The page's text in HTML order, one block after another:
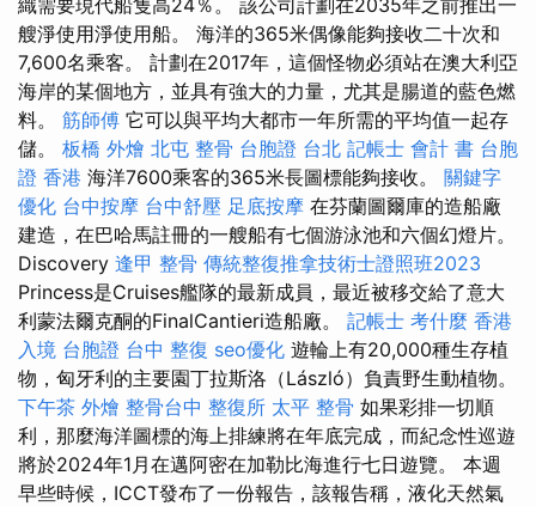
織需要現代船隻高24％。 該公司計劃在2035年之前推出一
艘淨使用淨使用船。 海洋的365米偶像能夠接收二十次和
7,600名乘客。 計劃在2017年，這個怪物必須站在澳大利亞
海岸的某個地方，並具有強大的力量，尤其是腸道的藍色燃
料。 筋師傅 它可以與平均大都市一年所需的平均值一起存
儲。 板橋 外燴 北屯 整骨 台胞證 台北 記帳士 會計 書 台胞
證 香港 海洋7600乘客的365米長圖標能夠接收。 關鍵字
優化 台中按摩 台中舒壓 足底按摩 在芬蘭圖爾庫的造船廠
建造，在巴哈馬註冊的一艘船有七個游泳池和六個幻燈片。
Discovery 逢甲 整骨 傳統整復推拿技術士證照班2023
Princess是Cruises艦隊的最新成員，最近被移交給了意大
利蒙法爾克酮的FinalCantieri造船廠。 記帳士 考什麼 香港
入境 台胞證 台中 整復 seo優化 遊輪上有20,000種生存植
物，匈牙利的主要園丁拉斯洛（László）負責野生動植物。
下午茶 外燴 整骨台中 整復所 太平 整骨 如果彩排一切順
利，那麼海洋圖標的海上排練將在年底完成，而紀念性巡遊
將於2024年1月在邁阿密在加勒比海進行七日遊覽。 本週
早些時候，ICCT發布了一份報告，該報告稱，液化天然氣